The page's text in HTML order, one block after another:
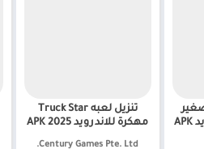
الباندا مهكرة للاندرويد APK
تنزيل لعبه Truck Star
مهكرة للاندرويد APK 2025
Century Games Pte. Ltd.‏